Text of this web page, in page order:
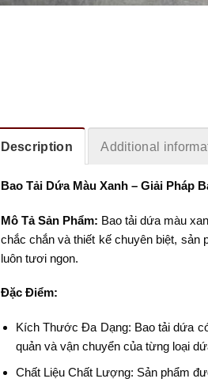
Description Additional
Bao Tải Dứa Màu Xanh – Giải Pháp
Mô Tả Sản Phẩm: Bao tải dứa màu
chắc chắn và thiết kế chuyên biệt, sản
luôn tươi ngon.
Đặc Điểm:
Kích Thước Đa Dạng: Bao tải dứa
quản và vận chuyển của từng loại
Chất Liệu Chất Lượng: Sản phẩm